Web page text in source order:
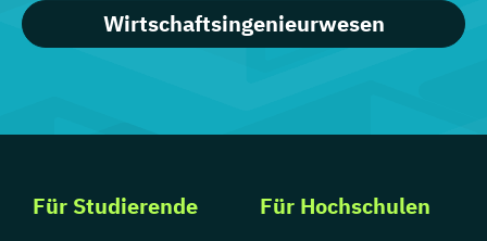
Wirtschaftsingenieurwesen
Für Studierende Für Hochschulen